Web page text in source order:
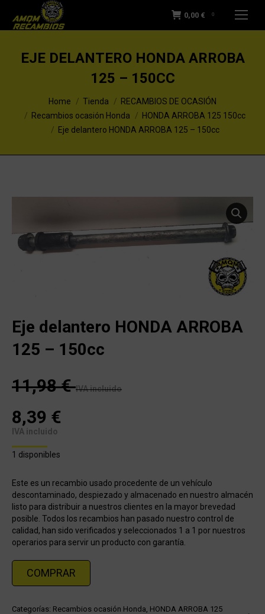
0,00 € 0
EJE DELANTERO HONDA ARROBA
125 – 150CC
You are here:Home Tienda
RECAMBIOS DE OCASIÓN
Recambios ocasión Honda
HONDA ARROBA 125 150cc
Eje delantero HONDA ARROBA 125 – 150cc
Eje delantero HONDA ARROBA
125 – 150cc
11,98€ IVA incluido
8,39 €
IVA incluido
1 disponibles
Este es un recambio usado procedente de un vehículo
descontaminado, despiezado y almacenado en nuestro almacén
listo para distribuir a nuestros clientes en la mayor brevedad
posible. Todos los recambios han pasado nuestro control de
calidad, han sido verificados y seleccionados 1 a 1 por nuestros
operarios para servir un producto con garantía.
COMPRAR
Categorías: Recambios ocasión Honda HONDA ARROBA 125